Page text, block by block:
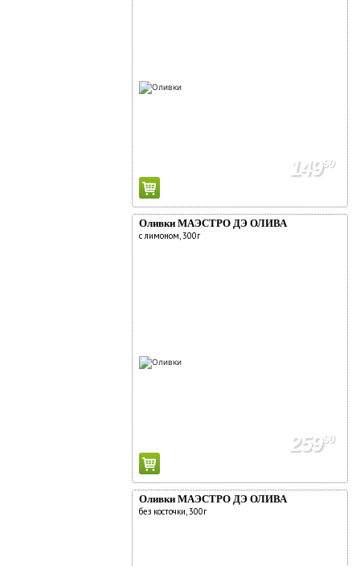
14990
Оливки МАЭСТРО ДЭ ОЛИВА
с лимоном, 300г
25990
Оливки МАЭСТРО ДЭ ОЛИВА
без косточки, 300г